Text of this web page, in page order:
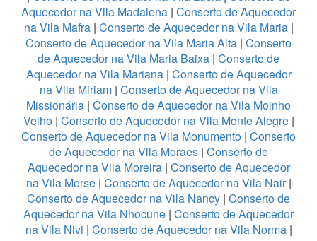
Aquecedor na Vila Madalena | Conserto de Aquecedor
na Vila Mafra | Conserto de Aquecedor na Vila Maria|
Conserto de Aquecedor na Vila Maria Alta | Conserto
de Aquecedor na Vila Maria Baixa | Conserto de
Aquecedor na Vila Mariana| Conserto de Aquecedor
na Vila Miriam| Conserto de Aquecedor na Vila
Missionária | Conserto de Aquecedor na Vila Moinho
Velho| Conserto de Aquecedor na Vila Monte Alegre|
Conserto de Aquecedor na Vila Monumento | Conserto
de Aquecedor na Vila Moraes | Conserto de
Aquecedor na Vila Moreira| Conserto de Aquecedor
na Vila Morse| Conserto de Aquecedor na Vila Nair|
Conserto de Aquecedor na Vila Nancy | Conserto de
Aquecedor na Vila Nhocune | Conserto de Aquecedor
na Vila Nivi | Conserto de Aquecedor na Vila Norma|